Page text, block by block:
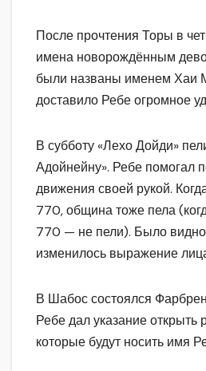
После прочтения Торы в
имена новорождённым
были названы именем Хаи
доставило Ребе огромное
В субботу «Лехо Дойди»
Адойнейну». Ребе помогал
движения своей рукой.
770, община тоже пела
770 — не пели). Было
изменилось выражение
В Шабос состоялся
Ребе дал указание открыть
которые будут носить имя